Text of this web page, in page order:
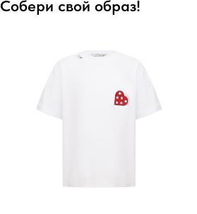
Собери свой образ!